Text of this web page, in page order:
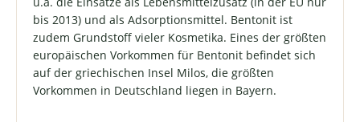
eine Falschaussage, die im Internet an vielen Stellen
anzutreffen ist. Entweder geschieht dies aus
Unkenntnis oder man möchte die wenigen deutschen
Anbieter vorsätzlich in Misskredit bringen. Tatsache ist,
dass es in Deutschland nur wenige Abbaugebiete gibt,
was wesentlich mit den hohen (Lohn-)Kosten zu tun
bis 2013) und als Adsorptionsmittel. Bentonit ist
zudem Grundstoff vieler Kosmetika. Eines der größten
europäischen Vorkommen für Bentonit befindet sich
auf der griechischen Insel Milos, die größten
Vorkommen in Deutschland liegen in Bayern.